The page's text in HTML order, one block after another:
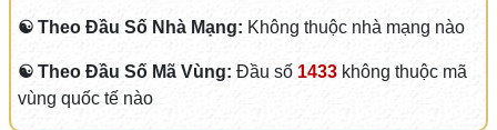
☯ Theo Đầu Số Nhà Mạng: Không thuộc nhà mạng nào
☯ Theo Đầu Số Mã Vùng: Đầu số 1433không thuộc mã
vùng quốc tế nào